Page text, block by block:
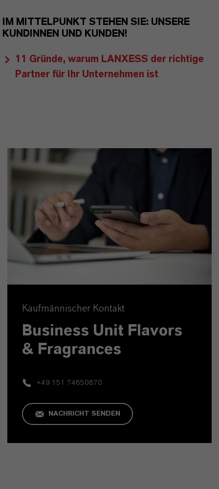
IM MITTELPUNKT STEHEN SIE: UNSERE
KUNDINNEN UND KUNDEN!
11 Gründe, warum LANXESS der richtige
Partner für Ihr Unternehmen ist
Kaufmännischer Kontakt
Business Unit Flavors
& Fragrances
+49 151 74650870
NACHRICHT SENDEN